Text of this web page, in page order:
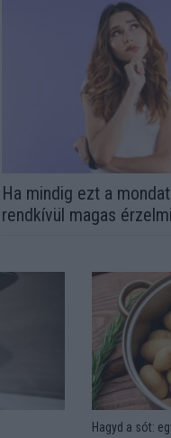
Ha mindig ezt a
rendkívül magas
Hagyd a sót: